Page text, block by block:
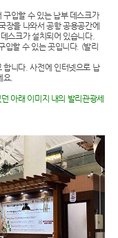
구입할 수 있는 납부 데스크가
장을 나와서 공항 공용공간에
스크가 설치되어 있습니다.
입할 수 있는 곳입니다. (발리
합니다. 사전에 인터넷으로 납
요.
아래 이미지 내의 발리관광세